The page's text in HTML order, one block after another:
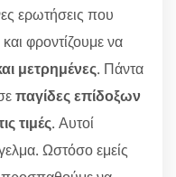
ερωτήσεις που
φροντίζουμε να
μετρημένες. Πάντα
παγίδες επίδοξων
τιμές. Αυτοί
Ωστόσο εμείς